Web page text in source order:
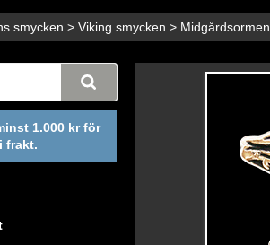
smycken > Viking smycken > Midgårdsormen
1.000 kr för
frakt.